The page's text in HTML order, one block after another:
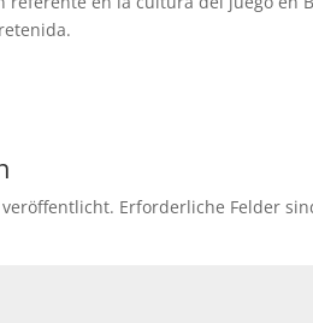
Erforderliche Felder